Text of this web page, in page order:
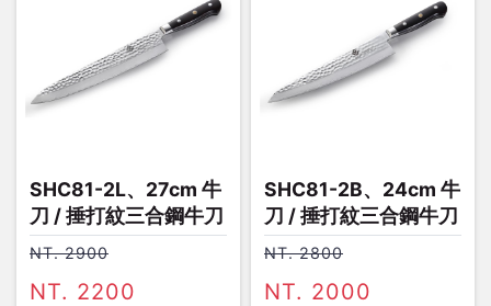
SHC81-2L、27cm 牛
刀 / 捶打紋三合鋼牛刀
NT. 2900
NT. 2200
SHC81-2B、24cm 牛
刀 / 捶打紋三合鋼牛刀
NT. 2800
NT. 2000